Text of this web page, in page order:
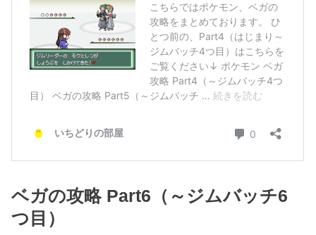
ベガの攻略 Part6（～ジムバッチ6
つ目）